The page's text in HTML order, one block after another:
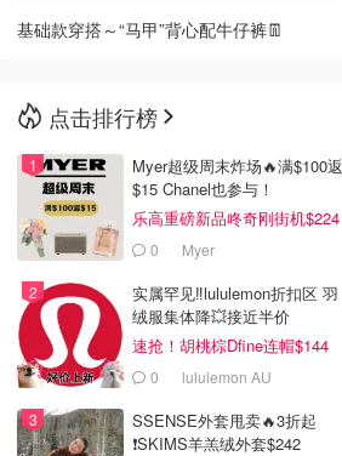
基础款穿搭～“马甲”背心配牛仔裤👖
点击排行榜
Myer超级周末炸场🔥满$100返
$15 Chanel也参与！
乐高重磅新品咚奇刚街机$224
0 Myer
实属罕见‼️lululemon折扣区 羽
绒服集体降💥接近半价
速抢！胡桃棕Dfine连帽$144
0 lululemon AU
SSENSE外套甩卖🔥3折起
❗SKIMS羊羔绒外套$242